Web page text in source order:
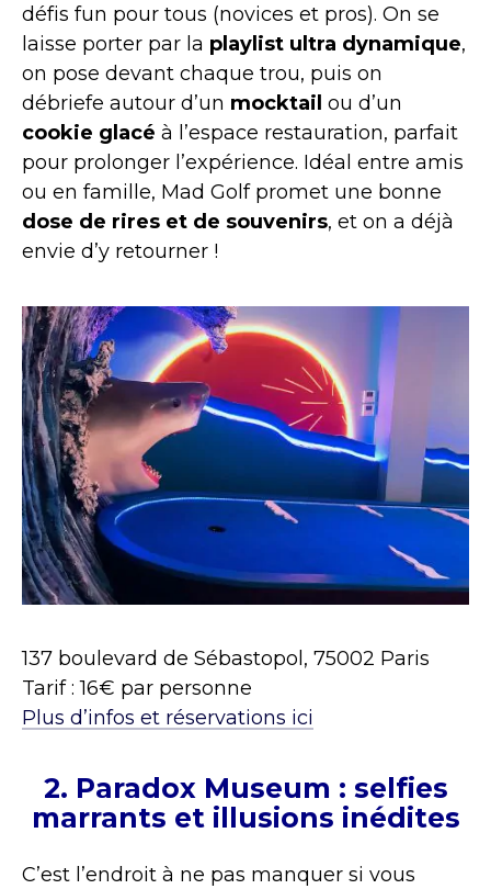
défis fun pour tous (novices et pros). On se
laisse porter par la playlist ultra dynamique,
on pose devant chaque trou, puis on
débriefe autour d’un mocktail ou d’un
cookie glacé à l’espace restauration, parfait
pour prolonger l’expérience. Idéal entre amis
ou en famille, Mad Golf promet une bonne
dose de rires et de souvenirs, et on a déjà
envie d’y retourner !
137 boulevard de Sébastopol, 75002 Paris
Tarif : 16€ par personne
Plus d’infos et réservations ici
2. Paradox Museum : selfies
marrants et illusions inédites
C’est l’endroit à ne pas manquer si vous